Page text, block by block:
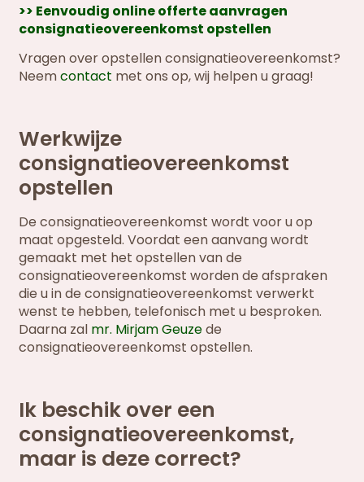
>> Eenvoudig online offerte aanvragen
consignatieovereenkomst opstellen
Vragen over opstellen consignatieovereenkomst?
Neemcontact met ons op, wij helpen u graag!
Werkwijze
consignatieovereenkomst
opstellen
De consignatieovereenkomst wordt voor u op
maat opgesteld. Voordat een aanvang wordt
gemaakt met het opstellen van de
consignatieovereenkomst worden de afspraken
die u in de consignatieovereenkomst verwerkt
wenst te hebben, telefonisch met u besproken.
Daarna zal mr. Mirjam Geuzede
consignatieovereenkomst opstellen.
Ik beschik over een
consignatieovereenkomst,
maar is deze correct?